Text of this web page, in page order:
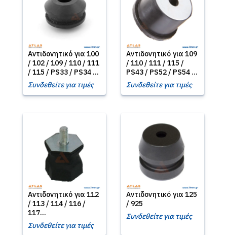
Αντιδονητικό για 100
/ 102 / 109 / 110 / 111
/ 115 / PS33 / PS34 ...
Συνδεθείτε για τιμές
Αντιδονητικό για 109
/ 110 / 111 / 115 /
PS43 / PS52 / PS54 ...
Συνδεθείτε για τιμές
Αντιδονητικό για 112
/ 113 / 114 / 116 /
117...
Συνδεθείτε για τιμές
Αντιδονητικό για 125
/ 925
Συνδεθείτε για τιμές